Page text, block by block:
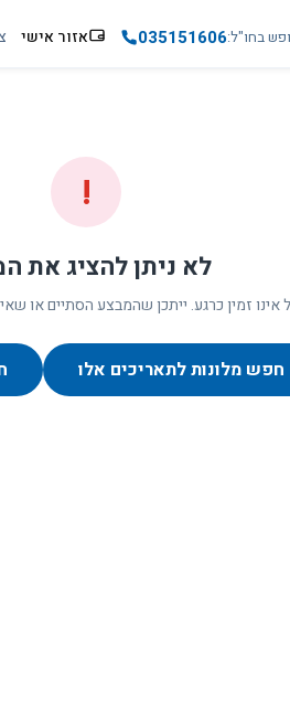
בחו"ל035151606 אזור אישי
!
לא ניתן להציג את
אינו זמין כרגע. ייתכן שהמבצע הסתיים או
חפש מלונות לתאריכים אלו